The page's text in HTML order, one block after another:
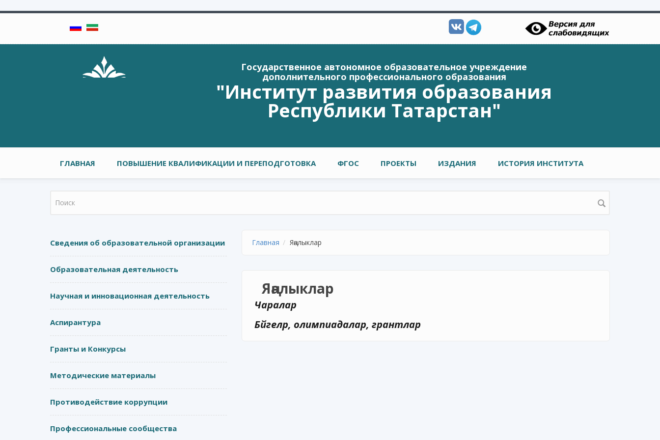
Государственное автономное образовательное учреждение
дополнительного профессионального образования
"Институт развития образования
Республики Татарстан"
Главное меню
ГЛАВНАЯ ПОВЫШЕНИЕ КВАЛИФИКАЦИИ И ПЕРЕПОДГОТОВКА ФГОС ПРОЕКТЫ ИЗДАНИЯ ИСТОРИЯ ИНСТИТУТА
Форма поиска
Сведения об образовательной организации
Образовательная деятельность
Научная и инновационная деятельность
Аспирантура
Гранты и Конкурсы
Методические материалы
Противодействие коррупции
Профессиональные сообщества
Главная Яңалыклар
Яңалыклар
Чаралар
Бәйгеләр, олимпиадалар, грантлар